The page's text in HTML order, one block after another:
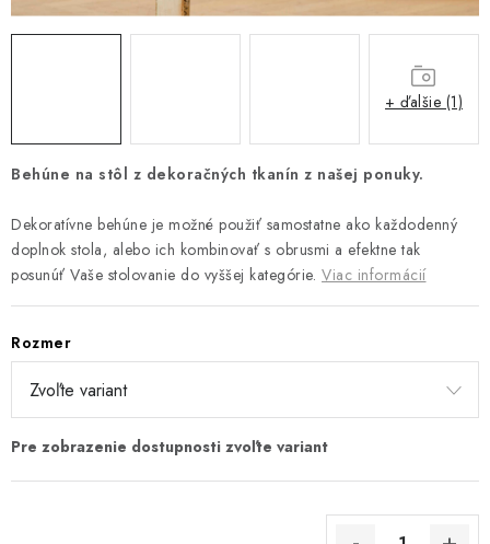
Behúne na stôl z dekoračných tkanín z našej ponuky.
Dekoratívne behúne je možné použiť samostatne ako každodenný
doplnok stola, alebo ich kombinovať s obrusmi a efektne tak
posunúť Vaše stolovanie do vyššej kategórie. Viac informácií
Rozmer
+ ďalšie (1)